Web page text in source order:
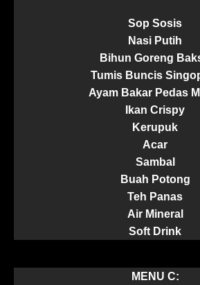
Sop Sosis
Nasi Putih
Bihun Goreng
Tumis Buncis
Ayam Bakar Pedas
Ikan Crispy
Kerupuk
Acar
Sambal
Buah Potong
Teh Panas
Air Mineral
Soft Drink
MENU C: